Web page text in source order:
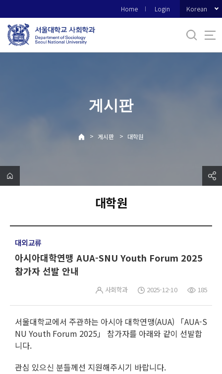
로
메
Home Login Korean
게시판
> 게시판 > 대학원
대학원
대외교류
아시아대학연맹 AUA-SNU Youth Forum 2025
참가자 선발 안내
사회학과 2025-12-10 185
서울대학교에서 주관하는 아시아 대학연맹(AUA) 「AUA-S
NU Youth Forum 2025」 참가자를 아래와 같이 선발합
니다.
관심 있으신 분들께선 지원해주시기 바랍니다.